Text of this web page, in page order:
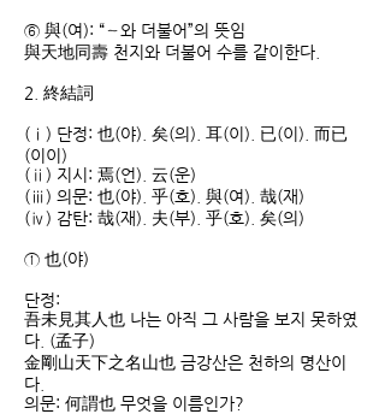
⑥ 與(여): “～와 더불어”의 뜻임
與天地同壽 천지와 더불어 수를 같이한다.
2. 終結詞
(ⅰ) 단정: 也(야). 矣(의). 耳(이). 已(이). 而已
(이이)
(ⅱ) 지시: 焉(언). 云(운)
(ⅲ) 의문: 也(야). 乎(호). 與(여). 哉(재)
(ⅳ) 감탄: 哉(재). 夫(부). 乎(호). 矣(의)
① 也(야)
단정:
吾未見其人也 나는 아직 그 사람을 보지 못하였
다. (孟子)
金剛山天下之名山也 금강산은 천하의 명산이
다.
의문: 何謂也 무엇을 이름인가?